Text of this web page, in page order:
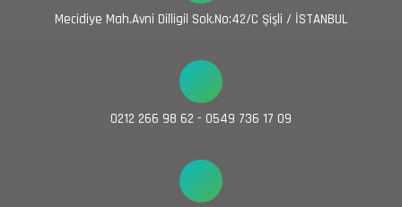
Mecidiye Mah.Avni Dilligil Sok.No:42/C Şişli / İSTANBUL
0212 266 98 62 - 0549 736 17 09